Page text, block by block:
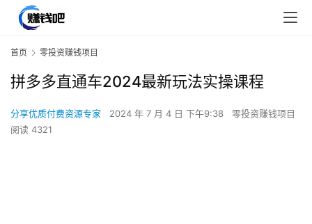
首页 零投资赚钱项目
拼多多直通车2024最新玩法实操课程
分享优质付费资源专家 2024 年 7 月 4 日 下午9:38
零投资赚钱项目
阅读 4321